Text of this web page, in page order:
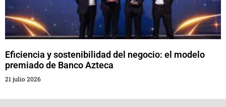
Eficiencia y sostenibilidad del negocio: el modelo
premiado de Banco Azteca
21 julio 2026